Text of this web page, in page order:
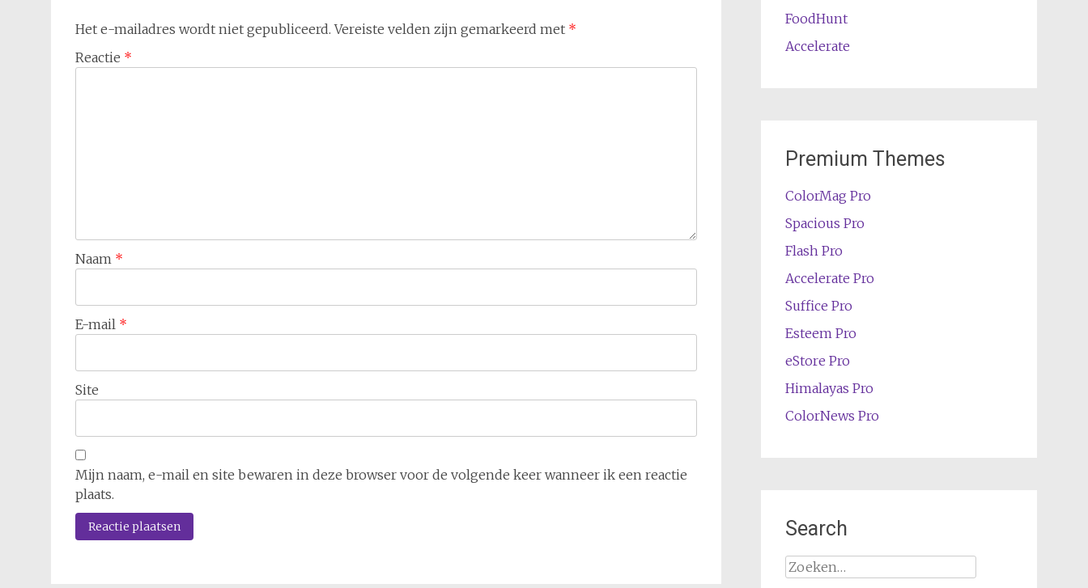
Het e-mailadres wordt niet gepubliceerd. Vereiste velden zijn gemarkeerd met *
Reactie *
Naam *
E-mail *
Site
Mijn naam, e-mail en site bewaren in deze browser voor de volgende keer wanneer ik een reactie
plaats.
FoodHunt
Accelerate
Premium Themes
ColorMag Pro
Spacious Pro
Flash Pro
Accelerate Pro
Suffice Pro
Esteem Pro
eStore Pro
Himalayas Pro
ColorNews Pro
Search
Zoeken